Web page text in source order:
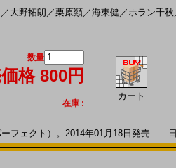
／ 大野拓朗 ／栗原類／海東健 ／ホラン千秋
数量
格 800円
在庫 :
カート
フェクト）。2014年01月18日発売 日